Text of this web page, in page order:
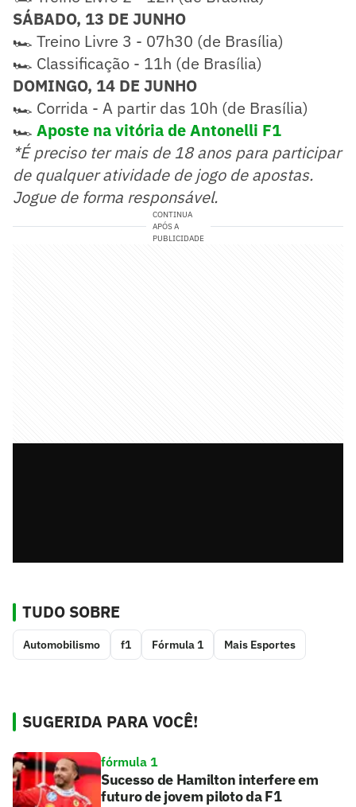
SÁBADO, 13 DE JUNHO
🏎️ Treino Livre 3 - 07h30 (de Brasília)
🏎️ Classificação - 11h (de Brasília)
DOMINGO, 14 DE JUNHO
🏎️ Corrida - A partir das 10h (de Brasília)
🏎️ Aposte na vitória de Antonelli F1
*É preciso ter mais de 18 anos para participar
de qualquer atividade de jogo de apostas.
Jogue de forma responsável.
CONTINUA
APÓS A
PUBLICIDADE
TUDO SOBRE
Automobilismo f1 Fórmula 1 Mais Esportes
SUGERIDA PARA VOCÊ!
fórmula 1
Sucesso de Hamilton interfere em
futuro de jovem piloto da F1